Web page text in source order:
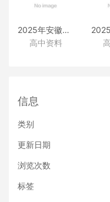
2025年安徽高考真题
（化学）
高中资料
信息
类别
更新日期
浏览次数
标签